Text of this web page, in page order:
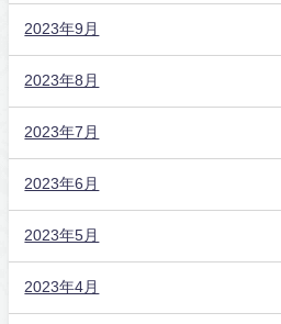
2023年9月
2023年8月
2023年7月
2023年6月
2023年5月
2023年4月